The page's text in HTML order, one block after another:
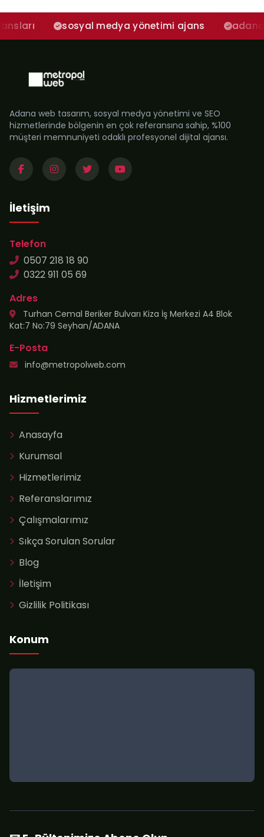
sosyal medya yönetimi ajans adana sosyal
Adana web tasarım, sosyal medya yönetimi ve SEO
hizmetlerinde bölgenin en çok referansına sahip, %100
müşteri memnuniyeti odaklı profesyonel dijital ajansı.
İletişim
Telefon
0507 218 18 90
0322 911 05 69
Adres
Turhan Cemal Beriker Bulvarı Kiza İş Merkezi A4 Blok
Kat:7 No:79 Seyhan/ADANA
E-Posta
info@metropolweb.com
Hizmetlerimiz
Anasayfa
Kurumsal
Hizmetlerimiz
Referanslarımız
Çalışmalarımız
Sıkça Sorulan Sorular
Blog
İletişim
Gizlilik Politikası
Konum